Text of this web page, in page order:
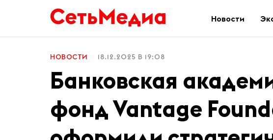
Новости
НОВОСТИ 18.12.2025 В 19:08
Банковская
фонд Vantage